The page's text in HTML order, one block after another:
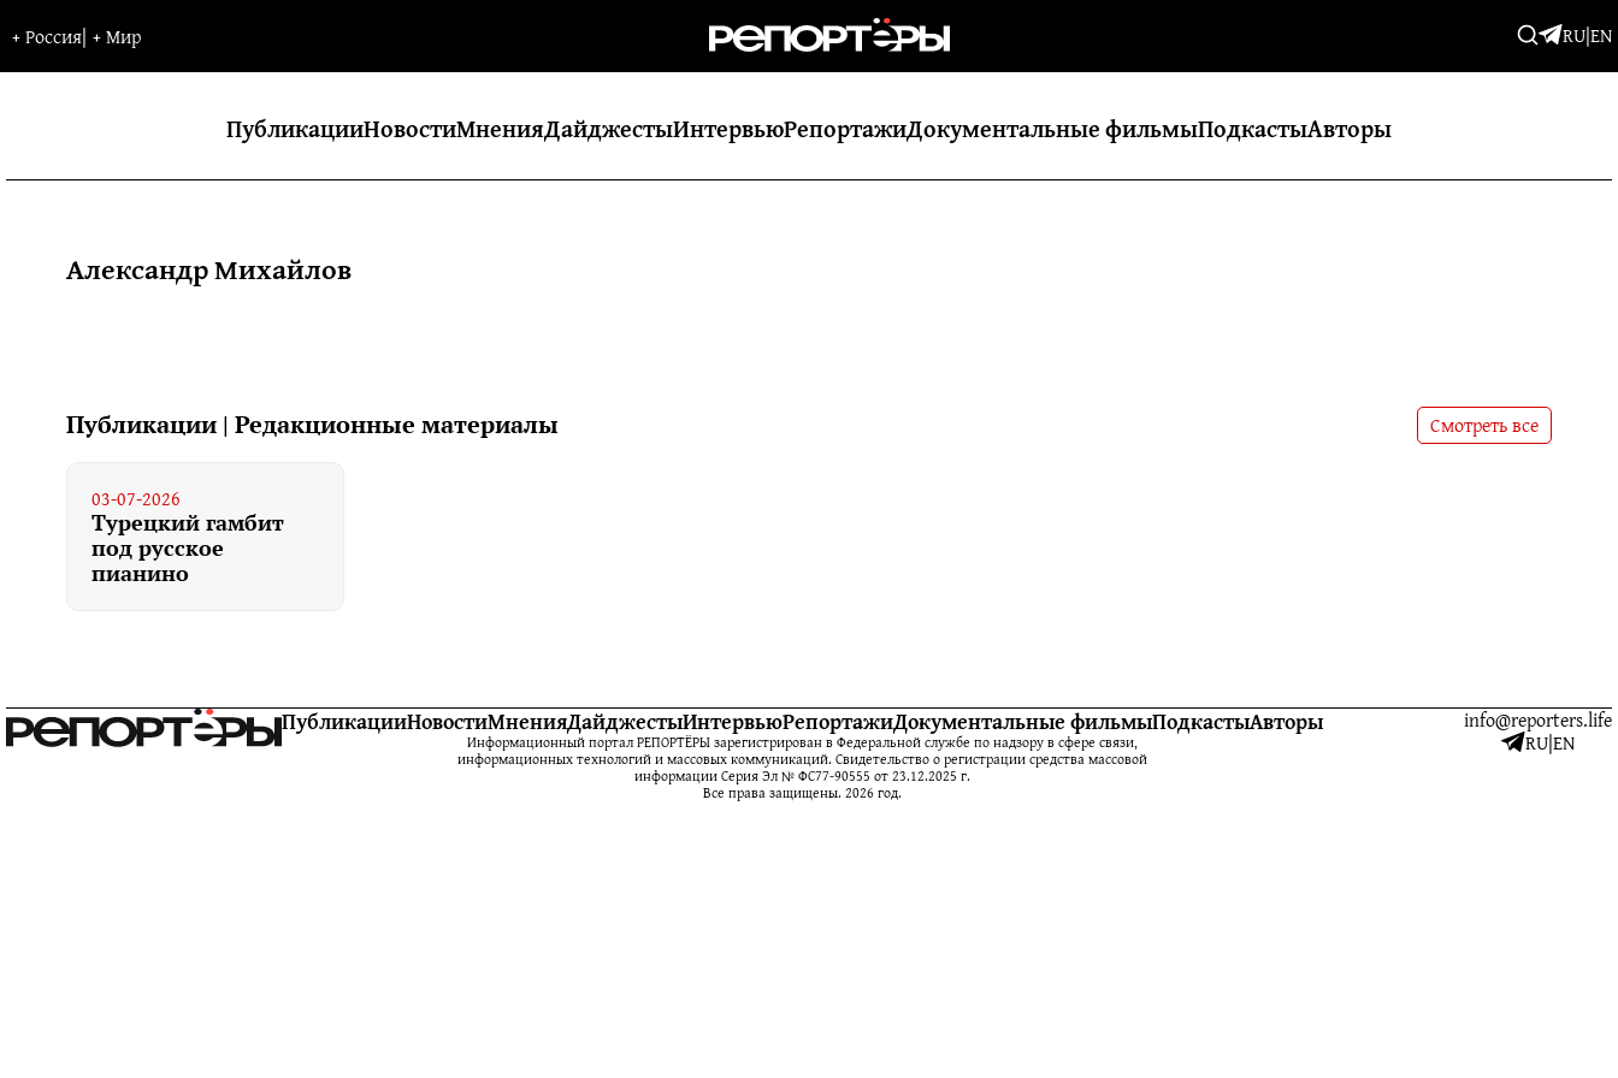
+Россия| +Мир RU|EN
ПубликацииНовостиМненияДайджестыИнтервьюРепортажиДокументальные фильмыПодкастыАвторы
Александр Михайлов
Публикации | Редакционные материалы Смотреть все
03-07-2026
Турецкий гамбит
под русское
пианино
ПубликацииНовостиМненияДайджестыИнтервьюРепортажиДокументальные фильмыПодкастыАвторы
Информационный портал РЕПОРТЁРЫ зарегистрирован в Федеральной службе по надзору в сфере связи,
информационных технологий и массовых коммуникаций. Свидетельство о регистрации средства массовой
информации Серия Эл № ФС77-90555 от 23.12.2025 г.
Все права защищены. 2026 год.
info@reporters.life
RU|EN